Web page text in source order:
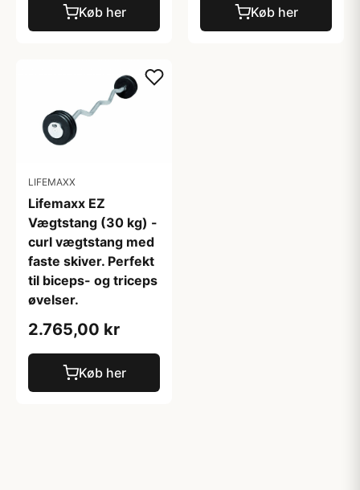
Køb her Køb her
LIFEMAXX
Lifemaxx EZ
Vægtstang (30 kg) -
curl vægtstang med
faste skiver. Perfekt
til biceps- og triceps
øvelser.
2.765,00 kr
Køb her